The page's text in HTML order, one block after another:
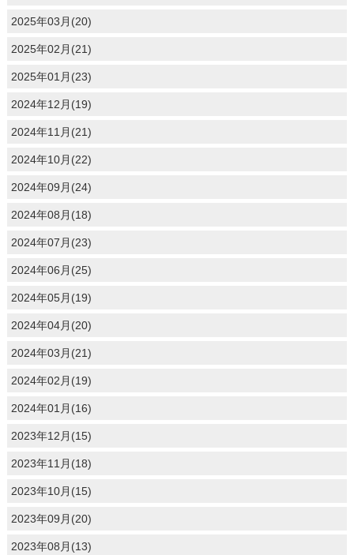
2025年03月(20)
2025年02月(21)
2025年01月(23)
2024年12月(19)
2024年11月(21)
2024年10月(22)
2024年09月(24)
2024年08月(18)
2024年07月(23)
2024年06月(25)
2024年05月(19)
2024年04月(20)
2024年03月(21)
2024年02月(19)
2024年01月(16)
2023年12月(15)
2023年11月(18)
2023年10月(15)
2023年09月(20)
2023年08月(13)